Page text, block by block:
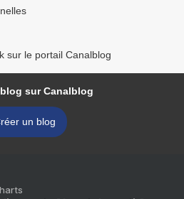
sur le portail Canalblog
sur Canalblog
un blog